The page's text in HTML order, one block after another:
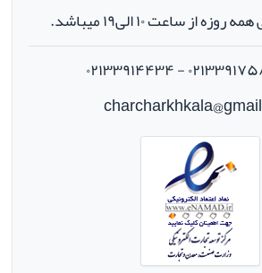
از ساعت ۱۰ الی۱۹ میباشد.